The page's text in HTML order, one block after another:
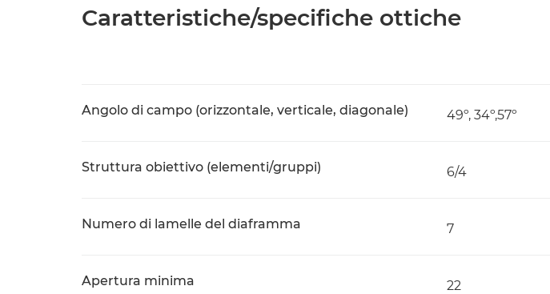
Caratteristiche/specifiche ottiche
Angolo di campo (orizzontale, verticale, diagonale) 49º, 34º,57º
Struttura obiettivo (elementi/gruppi) 6/4
Numero di lamelle del diaframma 7
Apertura minima 22